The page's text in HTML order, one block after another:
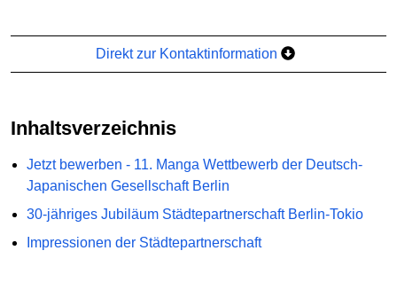
Direkt zur Kontaktinformation
Inhaltsverzeichnis
Jetzt bewerben - 11. Manga Wettbewerb der Deutsch-
Japanischen Gesellschaft Berlin
30-jähriges Jubiläum Städtepartnerschaft Berlin-Tokio
Impressionen der Städtepartnerschaft